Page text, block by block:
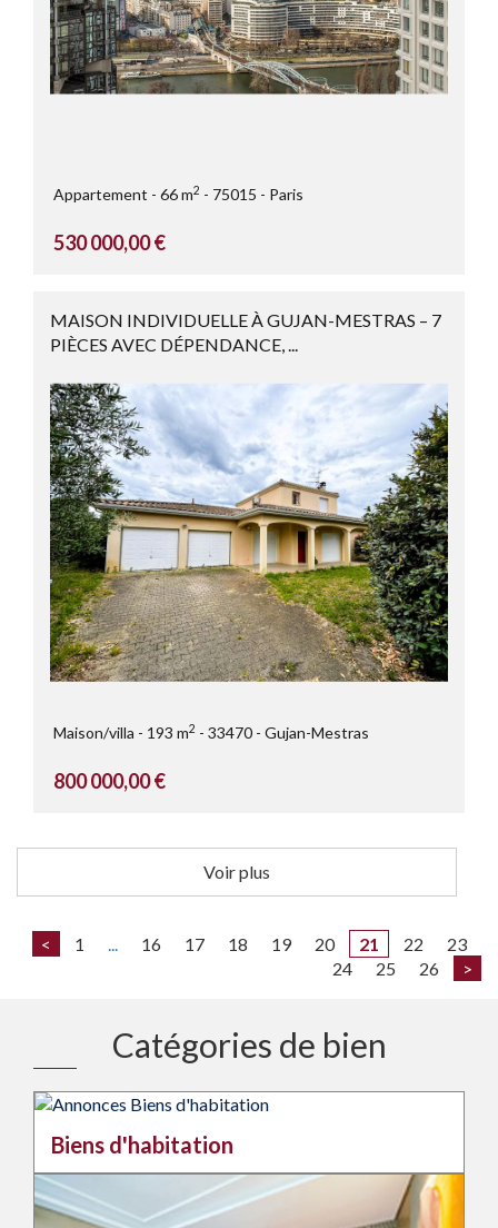
Appartement 66 m2 75015 Paris
530 000,00 €
MAISON INDIVIDUELLE À GUJAN-MESTRAS – 7
PIÈCES AVEC DÉPENDANCE, ...
Maison/villa 193 m2 33470 Gujan-Mestras
800 000,00 €
Voir plus
< 1 ... 16 17 18 19 20 21 22
23
24
25 26 >
Catégories de bien
Biens d'habitation